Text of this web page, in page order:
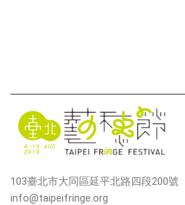
103臺北市大同區延平北路四段200號
info@taipeifringe.org